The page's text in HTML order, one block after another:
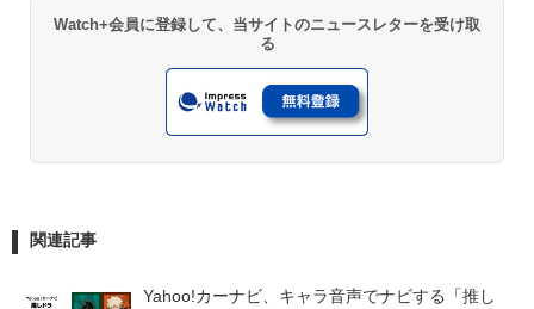
Watch+会員に登録して、当サイトのニュースレターを受け取
る
関連記事
Yahoo!カーナビ、キャラ音声でナビする「推し